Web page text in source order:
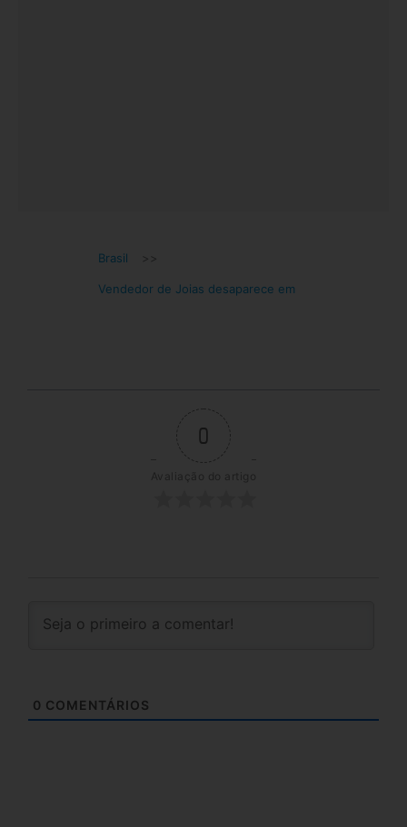
Brasil >>
Vendedor de Joias desaparece em
0
Avaliação do artigo
0 COMENTÁRIOS